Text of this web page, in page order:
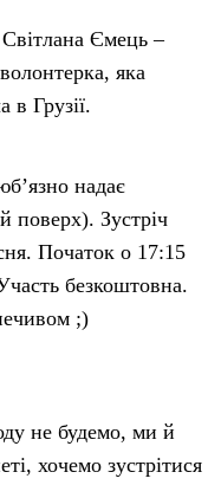
Ємець –
яка
в Грузії.
надає
поверх). Зустріч
Початок о 17:15
безкоштовна.
;)
не будемо, ми й
хочемо зустрітися